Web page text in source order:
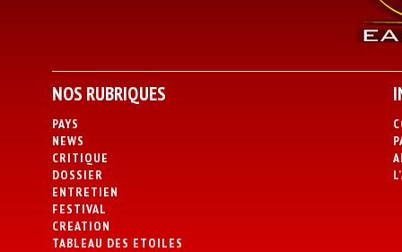
NOS RUBRIQUES
PAYS
NEWS
CRITIQUE
DOSSIER
ENTRETIEN
FESTIVAL
CREATION
TABLEAU DES ETOILES